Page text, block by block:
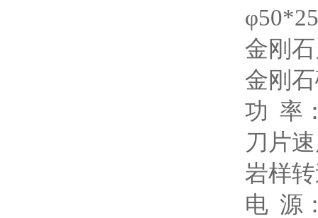
金刚
金刚
功 率
刀片
岩样
电源